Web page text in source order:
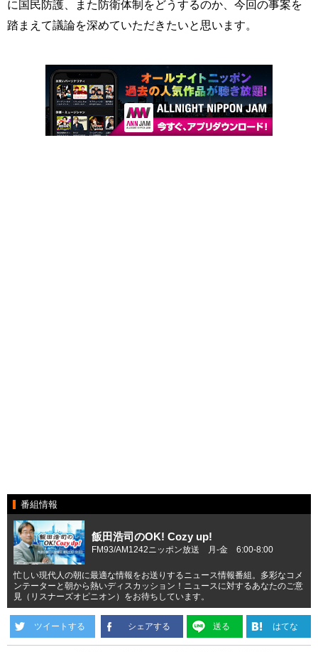
に国民防護、また防衛体制をどうするのか、今回の事案を
踏まえて議論を深めていただきたいと思います。
番組情報
飯田浩司のOK! Cozy up!
FM93/AM1242ニッポン放送 月-金 6:00-8:00
忙しい現代人の朝に最適な情報をお送りするニュース情報番組。多彩なコメ
ンテーターと朝から熱いディスカッション！ニュースに対するあなたのご意
見（リスナーズオピニオン）をお待ちしています。
ツイートする シェアする 送る はてな